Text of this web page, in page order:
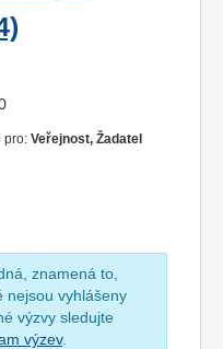
pro: Veřejnost, Žadatel
znamená to,
nejsou vyhlášeny
výzvy sledujte
výzev.